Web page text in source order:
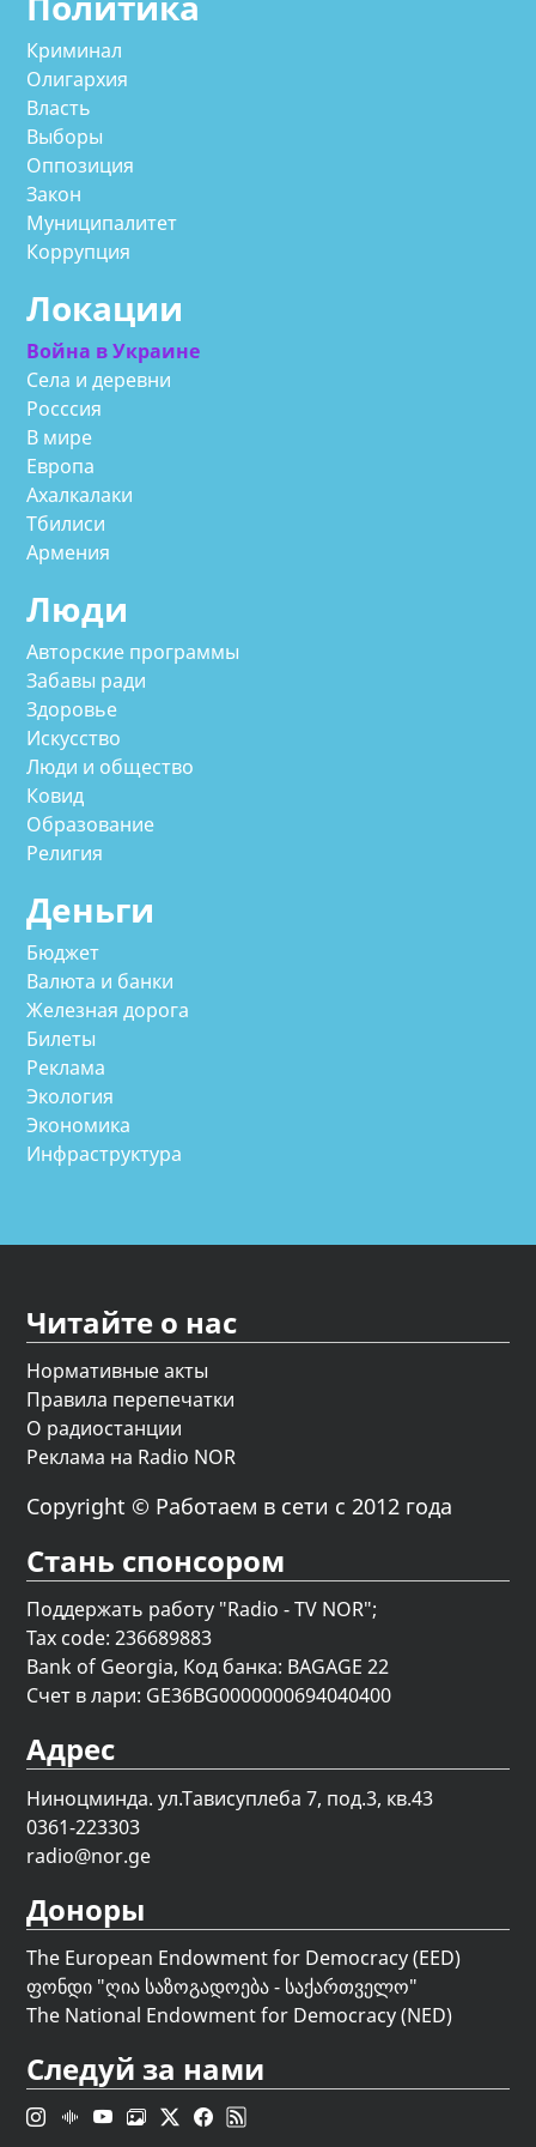
Криминал
Олигархия
Власть
Выборы
Оппозиция
Закон
Муниципалитет
Коррупция
Локации
Война в Украине
Села и деревни
Росссия
В мире
Европа
Ахалкалаки
Тбилиси
Армения
Люди
Авторские программы
Забавы ради
Здоровье
Искусство
Люди и общество
Ковид
Образование
Религия
Деньги
Бюджет
Валюта и банки
Железная дорога
Билеты
Реклама
Экология
Экономика
Инфраструктура
Читайте о нас
Нормативные акты
Правила перепечатки
О радиостанции
Реклама на Radio NOR
Copyright © Работаем в сети с 2012 года
Стань спонсором
Поддержать работу "Radio - TV NOR";
Tax code: 236689883
Bank of Georgia, Код банка: BAGAGE 22
Счет в лари: GE36BG0000000694040400
Адрес
Ниноцминда. ул.Тависуплеба 7, под.3, кв.43
0361-223303
radio@nor.ge
Доноры
The European Endowment for Democracy (EED)
ფონდი "ღია საზოგადოება - საქართველო"
The National Endowment for Democracy (NED)
Следуй за нами